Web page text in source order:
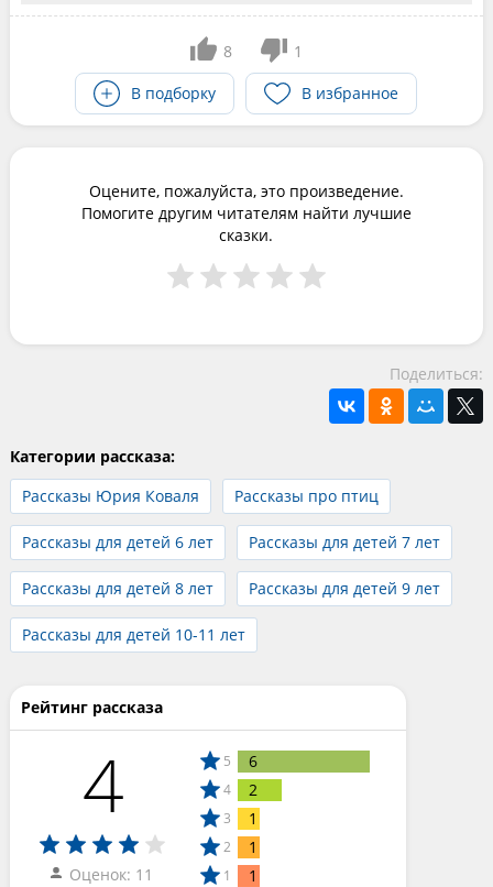
8
1
В подборку
В избранное
Оцените, пожалуйста, это произведение.
Помогите другим читателям найти лучшие
сказки.
Поделиться:
Категории рассказа:
Рассказы Юрия Коваля
Рассказы про птиц
Рассказы для детей 6 лет Рассказы для детей 7 лет
Рассказы для детей 8 лет Рассказы для детей 9 лет
Рассказы для детей 10-11 лет
Рейтинг рассказа
4
Оценок: 11
5 6
4 2
3 1
2 1
1 1